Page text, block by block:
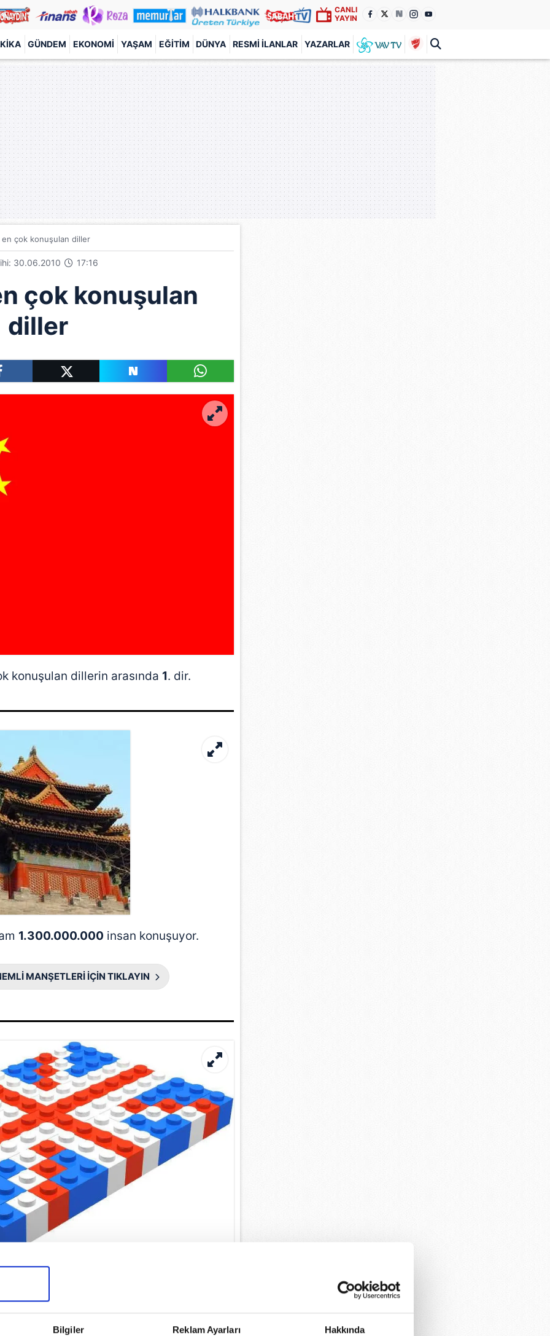
Bilgiler Reklam Ayarları Hakkında
CANLI
YAYIN
GÜNDEM EKONOMI YAŞAM EĞITIM DÜNYA RESMI İLANLAR YAZARLAR
en çok konuşulan diller
30.06.2010 17:16
çok konuşulan
diller
konuşulan dillerin arasında 1. dir.
1.300.000.000 insan konuşuyor.
MANŞETLERİ İÇİN TIKLAYIN
en çok konuşulan dil olmasada
özelliğini taşımaktadır.